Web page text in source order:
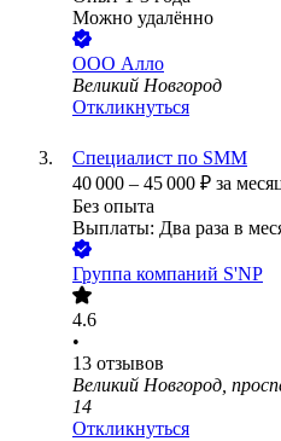
Можно удалённо
ООО Алло
Великий Новгород
Откликнуться
Специалист по SMM
40 000 – 45 000 ₽ за
Без опыта
Выплаты: Два раза в
Группа компаний S'NP
4.6
•
13 отзывов
Великий Новгород,
14
Откликнуться